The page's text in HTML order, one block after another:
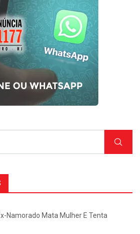
Namorado Mata Mulher E Tenta